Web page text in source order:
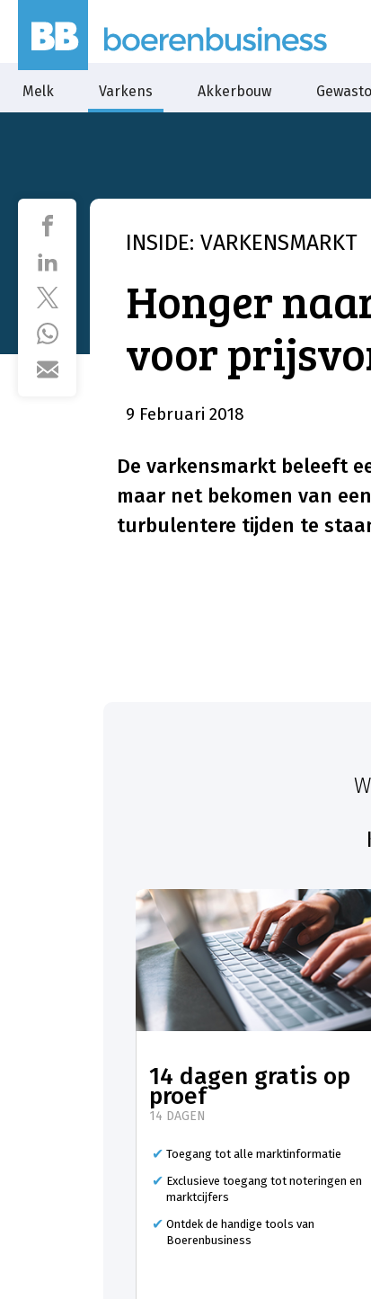
Melk Varkens Akkerbouw
INSIDE: VARKENSMARKT
Honger
voor
9 Februari 2018
De varkensmarkt beleeft
maar net bekomen van
turbulentere tijden te
14 dagen gratis op
proef
14 DAGEN
Toegang tot alle marktinformatie
Exclusieve toegang tot noteringen en
marktcijfers
Ontdek de handige tools van
Boerenbusiness